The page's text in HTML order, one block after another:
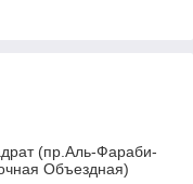
(пр.Аль-Фараби-
Объездная)